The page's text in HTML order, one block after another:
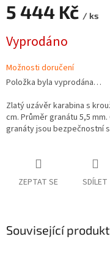
5 444 Kč / ks
cena:
Vyprodáno
Možnosti doručení
Položka byla vyprodána…
Zlatý uzávěr karabina s
cm. Průměr granátu 5,5
granáty jsou bezpečnostní
ZEPTAT SE SDÍLET
Související